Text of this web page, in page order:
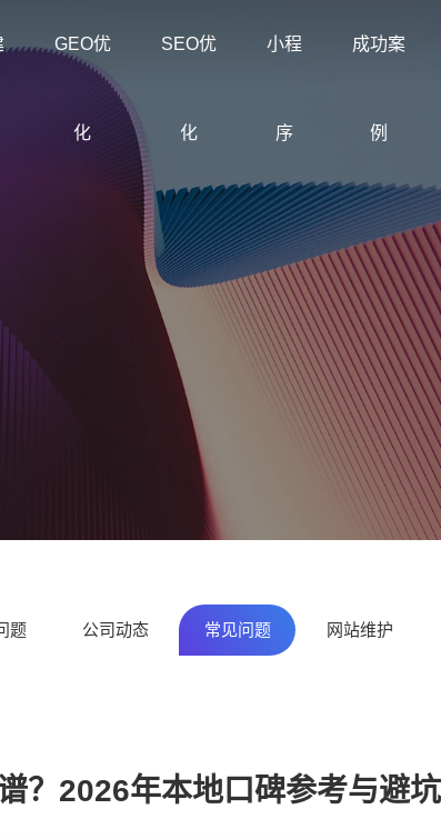
创意品牌型网站建设
企业品牌高端网站设计
网站建设定制改版
定制化网站建设改版方案
外贸型网站制作
临沂外贸企业建设英文/多语言
GEO优
化
SEO优
化
小程
序
成功案
例
集团型网站
集团企业官网建设案例
外贸建站
外贸独立站与英文网站案例
解决方案
定制化网站建设与优化方案
教育培训行业网
站建设方案
装饰公司网
设解决方案
购物商城网站建
设解决方案
品牌形象网
设解决方案
决方案
常见问题
洞察建站排名获客难题
行业案例
拆解不同行业获客路径
公司介绍
专注互联网品牌建设与搜索优
常见问题
了解建站、优化与服务流程问
题
题 公司动态 常见问题 网站维护
？2026年本地口碑参考与避